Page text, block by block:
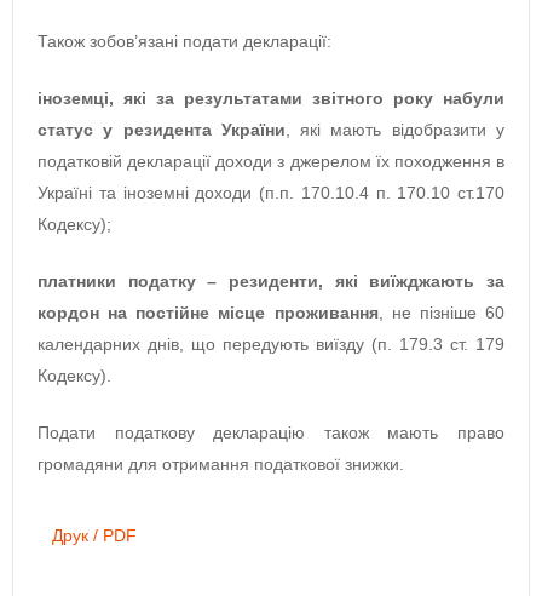
Також зобов’язані подати декларації:
іноземці, які за результатами звітного року набули
статус у резидента України, які мають відобразити у
податковій декларації доходи з джерелом їх походження в
Україні та іноземні доходи (п.п. 170.10.4 п. 170.10 ст.170
Кодексу);
платники податку – резиденти, які виїжджають за
кордон на постійне місце проживання, не пізніше 60
календарних днів, що передують виїзду (п. 179.3 ст. 179
Кодексу).
Подати податкову декларацію також мають право
громадяни для отримання податкової знижки.
Друк / PDF